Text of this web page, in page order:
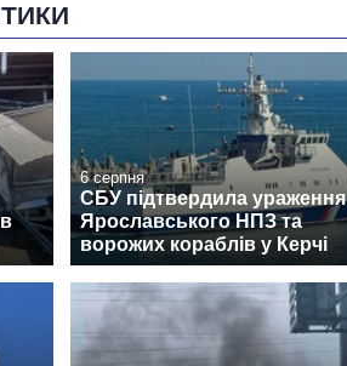
6 серпня
СБУ підтвердила ураження
Ярославського НПЗ та
ворожих кораблів у Керчі